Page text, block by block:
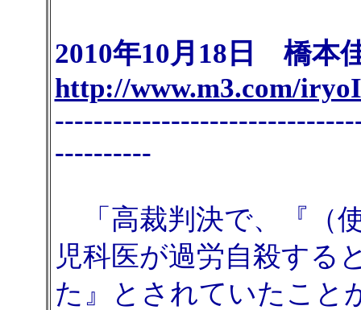
2010年10月18日 橋本
http://www.m3.com/
----------
「高裁判決で、『（
児科医が過労自殺する
た』とされていたこと